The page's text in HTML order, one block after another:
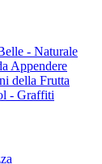
- Naturale
Appendere
della Frutta
- Graffiti